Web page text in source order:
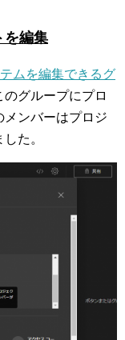
を編集
ムを編集できるグ
グループにプロ
メンバーはプロジ
た。